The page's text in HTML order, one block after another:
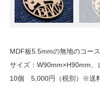
MDF板5.5mmの無地のコース
サイズ：W90mm×H90mm、
10個 5,000円（税別）※送